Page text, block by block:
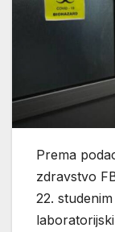
Prema
zdravstvo
22.